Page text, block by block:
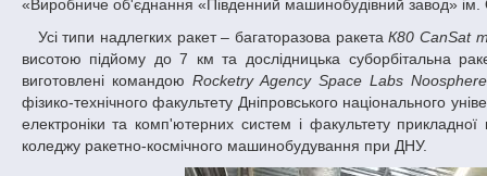
«Виробниче об'єднання «Південний машинобудівний завод»
Усі типи надлегких ракет – багаторазова ракетаК80 CanSat
висотою підйому до 7 км та дослідницька суборбітальна
виготовлені командою Rocketry Agency Space Labs
фізико-технічного факультету Дніпровського національного
електроніки та комп'ютерних систем і факультету
коледжу ракетно-космічного машинобудування при ДНУ.